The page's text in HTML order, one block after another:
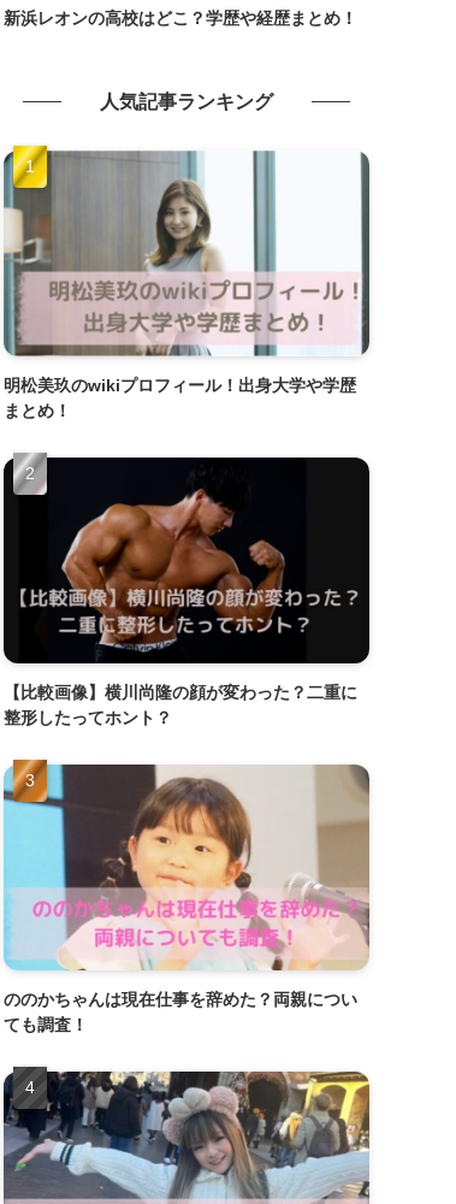
新浜レオンの高校はどこ？学歴や経歴まとめ！
人気記事ランキング
明松美玖のwikiプロフィール！出身大学や学歴
まとめ！
【比較画像】横川尚隆の顔が変わった？二重に
整形したってホント？
ののかちゃんは現在仕事を辞めた？両親につい
ても調査！